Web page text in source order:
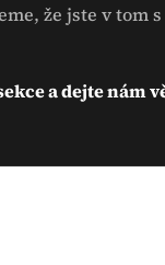
že jste v tom
a dejte nám